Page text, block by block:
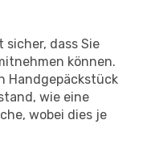
dass Sie
können.
Handgepäckstück
wie eine
wobei dies je